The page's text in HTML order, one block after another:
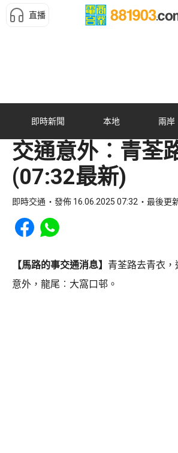
直播
即時新聞 本地 兩岸
交通意外︰青荃
(07:32最新)
即時交通 發佈 16.06.2025 07:32 最後更
Share to Facebook
Share to WhatsApp
【馬路的事交通消息】 青荃路去青衣
意外，龍尾︰大窩口邨。